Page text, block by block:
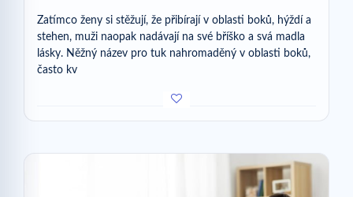
Zatímco ženy si stěžují, že přibírají v oblasti boků, hýždí a
stehen, muži naopak nadávají na své bříško a svá madla
lásky. Něžný název pro tuk nahromaděný v oblasti boků,
často kv